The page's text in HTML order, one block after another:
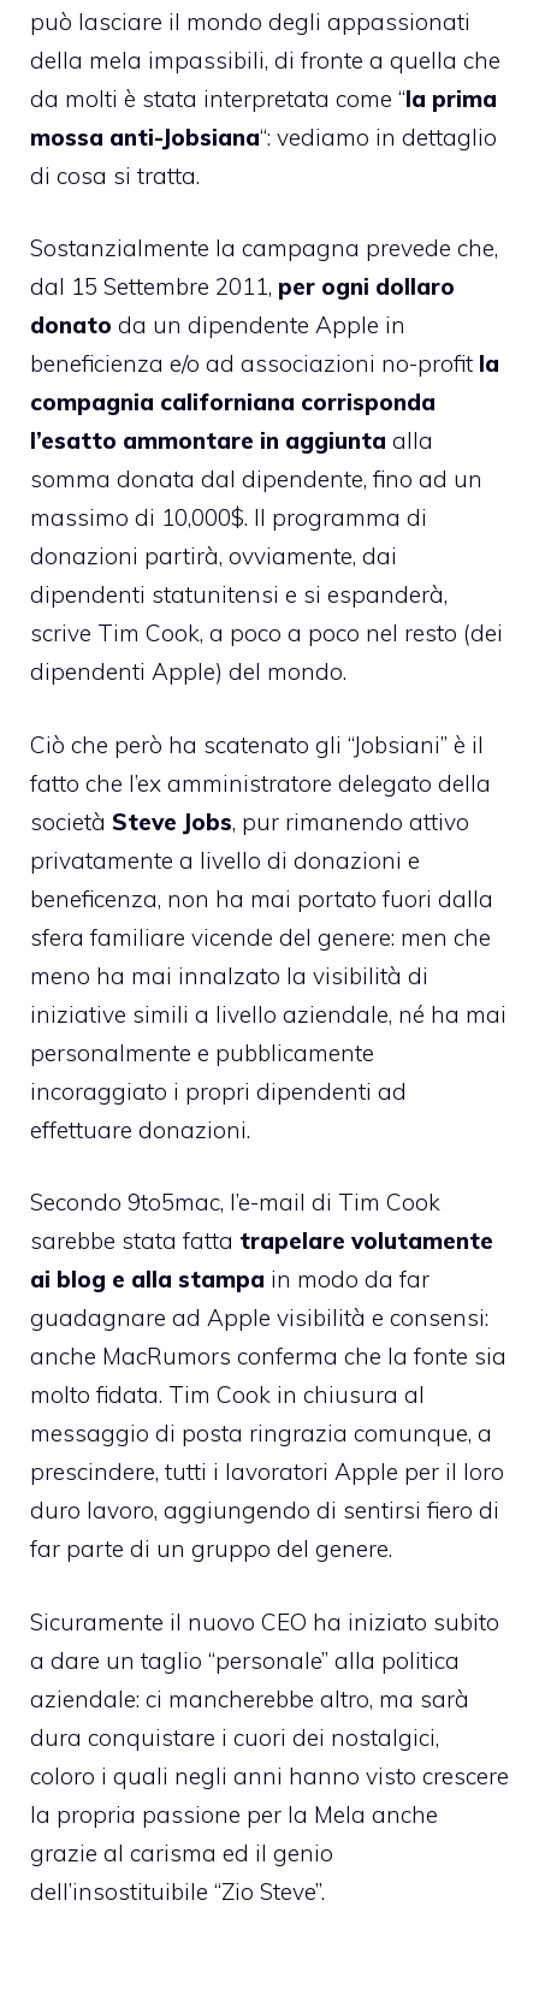
può lasciare il mondo degli appassionati
della mela impassibili, di fronte a quella che
da molti è stata interpretata come “la prima
mossa anti-Jobsiana“: vediamo in dettaglio
di cosa si tratta.
Sostanzialmente la campagna prevede che,
dal 15 Settembre 2011, per ogni dollaro
donato da un dipendente Apple in
beneficienza e/o ad associazioni no-profit la
compagnia californiana corrisponda
l’esatto ammontare in aggiunta alla
somma donata dal dipendente, fino ad un
massimo di 10,000$. Il programma di
donazioni partirà, ovviamente, dai
dipendenti statunitensi e si espanderà,
scrive Tim Cook, a poco a poco nel resto (dei
dipendenti Apple) del mondo.
Ciò che però ha scatenato gli “Jobsiani” è il
fatto che l’ex amministratore delegato della
società Steve Jobs, pur rimanendo attivo
privatamente a livello di donazioni e
beneficenza, non ha mai portato fuori dalla
sfera familiare vicende del genere: men che
meno ha mai innalzato la visibilità di
iniziative simili a livello aziendale, né ha mai
personalmente e pubblicamente
incoraggiato i propri dipendenti ad
effettuare donazioni.
Secondo 9to5mac, l’e-mail di Tim Cook
sarebbe stata fatta trapelare volutamente
ai blog e alla stampa in modo da far
guadagnare ad Apple visibilità e consensi:
anche MacRumors conferma che la fonte sia
molto fidata. Tim Cook in chiusura al
messaggio di posta ringrazia comunque, a
prescindere, tutti i lavoratori Apple per il loro
duro lavoro, aggiungendo di sentirsi fiero di
far parte di un gruppo del genere.
Sicuramente il nuovo CEO ha iniziato subito
a dare un taglio “personale” alla politica
aziendale: ci mancherebbe altro, ma sarà
dura conquistare i cuori dei nostalgici,
coloro i quali negli anni hanno visto crescere
la propria passione per la Mela anche
grazie al carisma ed il genio
dell’insostituibile “Zio Steve”.